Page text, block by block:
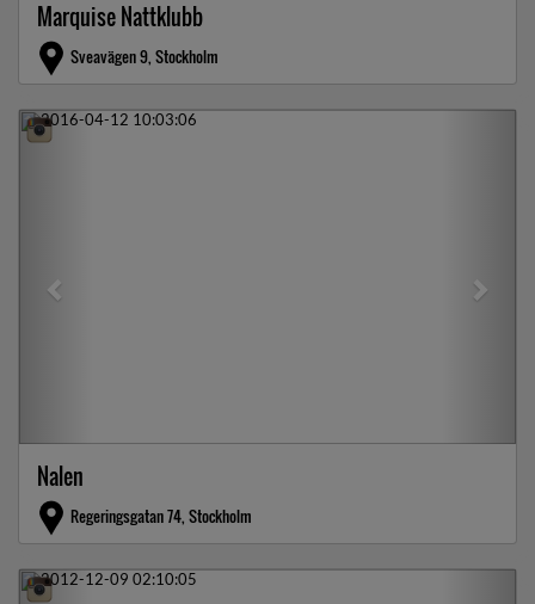
Marquise Nattklubb
Sveavägen 9, Stockholm
Previous
Nalen
Regeringsgatan 74, Stockholm
Previous